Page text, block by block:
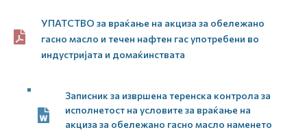
УПАТСТВО за враќање на акциза за обележано
гасно масло и течен нафтен гас употребени во
индустријата и домаќинствата
Записник за извршена теренска контрола за
исполнетост на условите за враќање на
акциза за обележано гасно масло наменето